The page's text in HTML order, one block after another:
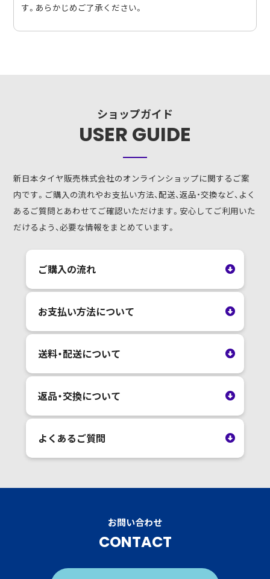
す。あらかじめご了承ください。
ショップガイド
USER GUIDE
新日本タイヤ販売株式会社のオンラインショップに関するご案
内です。ご購入の流れやお支払い方法、配送、返品・交換など、よく
あるご質問とあわせてご確認いただけます。安心してご利用いた
だけるよう、必要な情報をまとめています。
ご購入の流れ
お支払い方法について
送料・配送について
返品・交換について
よくあるご質問
お問い合わせ
CONTACT